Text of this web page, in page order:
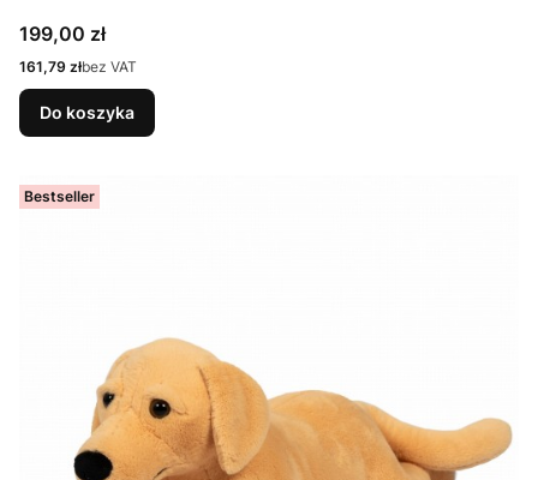
Cena
199,00 zł
Cena
161,79 złbez VAT
Do koszyka
Bestseller